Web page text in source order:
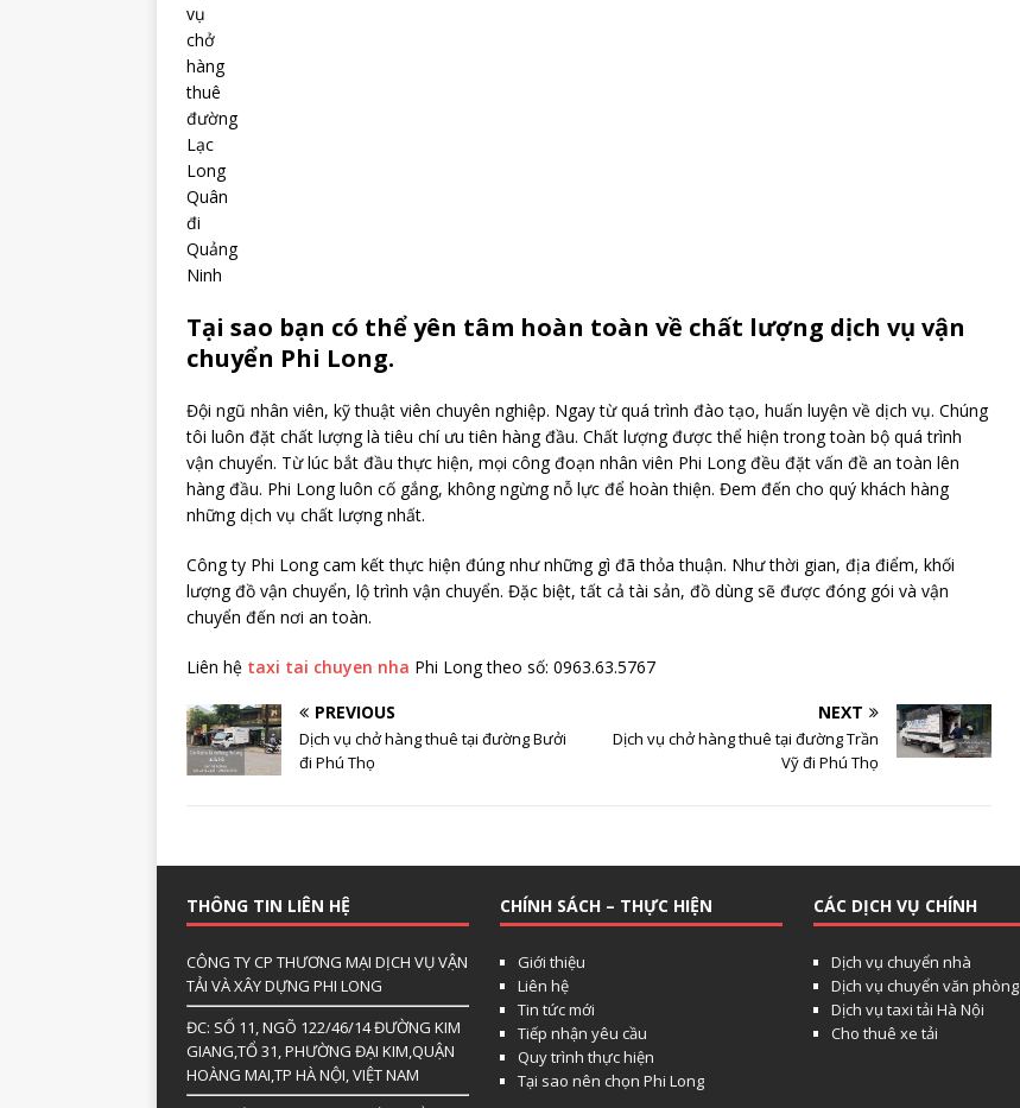
vụ
chở
hàng
thuê
đường
Lạc
Long
Quân
đi
Quảng
Ninh
Tại sao bạn có thể yên tâm hoàn toàn về chất lượng dịch vụ vận
chuyển Phi Long.
Đội ngũ nhân viên, kỹ thuật viên chuyên nghiệp. Ngay từ quá trình đào tạo, huấn luyện về dịch vụ. Chúng
tôi luôn đặt chất lượng là tiêu chí ưu tiên hàng đầu. Chất lượng được thể hiện trong toàn bộ quá trình
vận chuyển. Từ lúc bắt đầu thực hiện, mọi công đoạn nhân viên Phi Long đều đặt vấn đề an toàn lên
hàng đầu. Phi Long luôn cố gắng, không ngừng nỗ lực để hoàn thiện. Đem đến cho quý khách hàng
những dịch vụ chất lượng nhất.
Công ty Phi Long cam kết thực hiện đúng như những gì đã thỏa thuận. Như thời gian, địa điểm, khối
lượng đồ vận chuyển, lộ trình vận chuyển. Đặc biệt, tất cả tài sản, đồ dùng sẽ được đóng gói và vận
chuyển đến nơi an toàn.
Liên hệ taxi tai chuyen nha Phi Long theo số: 0963.63.5767
PREVIOUS
Dịch vụ chở hàng thuê tại đường Bưởi
đi Phú Thọ
NEXT
Dịch vụ chở hàng thuê tại đường Trần
Vỹ đi Phú Thọ
THÔNG TIN LIÊN HỆ
CÔNG TY CP THƯƠNG MẠI DỊCH VỤ VẬN
TẢI VÀ XÂY DỰNG PHI LONG
ĐC: SỐ 11, NGÕ 122/46/14 ĐƯỜNG KIM
GIANG,TỔ 31, PHƯỜNG ĐẠI KIM,QUẬN
HOÀNG MAI,TP HÀ NỘI, VIỆT NAM
CHÍNH SÁCH – THỰC HIỆN
Giới thiệu
Liên hệ
Tin tức mới
Tiếp nhận yêu cầu
Quy trình thực hiện
Tại sao nên chọn Phi Long
CÁC DỊCH VỤ CHÍNH
Dịch vụ chuyển nhà
Dịch vụ chuyển văn phòng
Dịch vụ taxi tải Hà Nội
Cho thuê xe tải